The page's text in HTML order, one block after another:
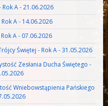
Rok A - 21.06.2026
A - 14.06.2026
A - 07.06.2026
Świętej - Rok A - 31.05.2026
Zesłania Ducha Świętego -
Wniebowstąpienia Pańskiego